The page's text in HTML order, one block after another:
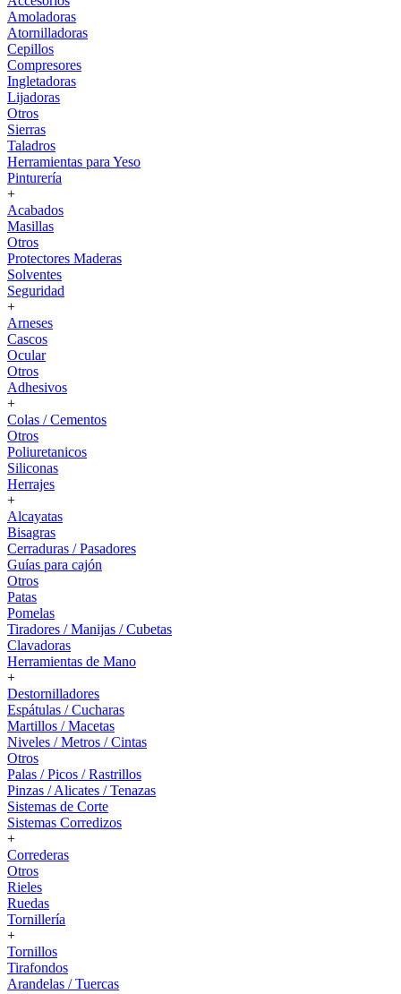
Amoladoras
Atornilladoras
Cepillos
Compresores
Ingletadoras
Lijadoras
Otros
Sierras
Taladros
Herramientas para Yeso
Pinturería
+
Acabados
Masillas
Otros
Protectores Maderas
Solventes
Seguridad
+
Arneses
Cascos
Ocular
Otros
Adhesivos
+
Colas / Cementos
Otros
Poliuretanicos
Siliconas
Herrajes
+
Alcayatas
Bisagras
Cerraduras / Pasadores
Guías para cajón
Otros
Patas
Pomelas
Tiradores / Manijas / Cubetas
Clavadoras
Herramientas de Mano
+
Destornilladores
Espátulas / Cucharas
Martillos / Macetas
Niveles / Metros / Cintas
Otros
Palas / Picos / Rastrillos
Pinzas / Alicates / Tenazas
Sistemas de Corte
Sistemas Corredizos
+
Correderas
Otros
Rieles
Ruedas
Tornillería
+
Tornillos
Tirafondos
Arandelas / Tuercas